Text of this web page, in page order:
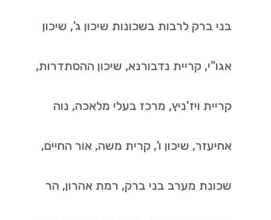
בני ברק לרבות בשכונות שיכון ג', שיכון
אגו"י, קריית נדבורנא, שיכון ההסתדרות,
קריית ויז'ניץ, מרכז בעלי מלאכה, נוה
אחיעזר, שיכון ו', קרית משה, אור החיים,
שכונת מערב בני ברק, רמת אהרון, הר